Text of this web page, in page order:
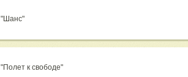
"Шанс"
"Полет к свободе"